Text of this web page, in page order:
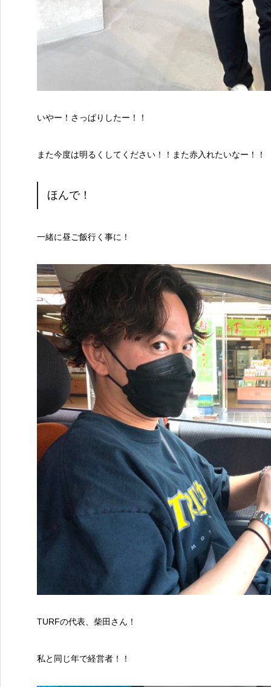
いやー！さっぱりしたー！！
また今度は明るくしてください！！また赤入れたいなー！！
ほんで！
一緒に昼ご飯行く事に！
TURFの代表、柴田さん！
私と同じ年で経営者！！